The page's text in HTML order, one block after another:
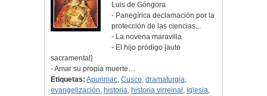
Luis de Góngora
- Panegírica declamación por la
protección de las ciencias...
- La novena maravilla
- El hijo pródigo [auto
sacramental]
- Amar su propia muerte…
Etiquetas: Apurimac, Cusco, dramaturgia,
evangelización, historia, historia virreinal , Iglesia,